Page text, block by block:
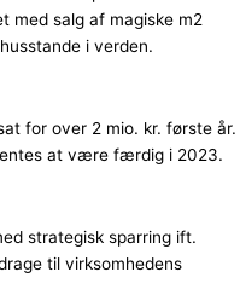
med salg af magiske m2
i verden.
for over 2 mio. kr. første år.
at være færdig i 2023.
strategisk sparring ift.
til virksomhedens